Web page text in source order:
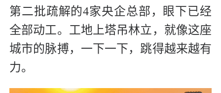
第二批疏解的4家央企总部，眼下已经
全部动工。工地上塔吊林立，就像这座
城市的脉搏，一下一下，跳得越来越有
力。